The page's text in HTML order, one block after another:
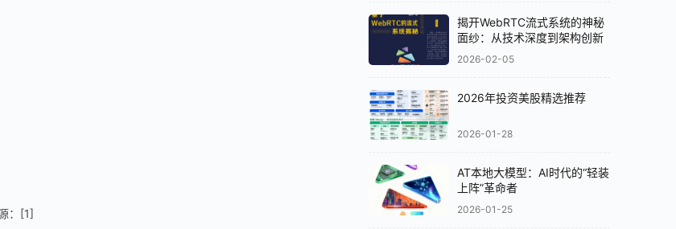
：[1]
揭开WebRTC流式系统的神秘
面纱：从技术深度到架构创新
2026-02-05
2026年投资美股精选推荐
2026-01-28
AT本地大模型：AI时代的“轻装
上阵”革命者
2026-01-25